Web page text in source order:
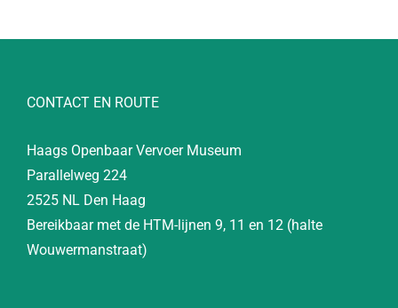
CONTACT EN ROUTE
Haags Openbaar Vervoer Museum
Parallelweg 224
2525 NL Den Haag
Bereikbaar met de HTM-lijnen 9, 11 en 12 (halte
Wouwermanstraat)